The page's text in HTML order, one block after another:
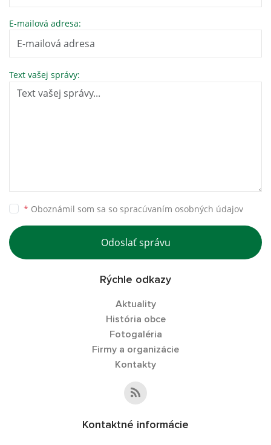
E-mailová adresa:
Text vašej správy:
* Oboznámil som sa so spracúvaním osobných údajov
Odoslať správu
Rýchle odkazy
Aktuality
História obce
Fotogaléria
Firmy a organizácie
Kontakty
Kontaktné informácie